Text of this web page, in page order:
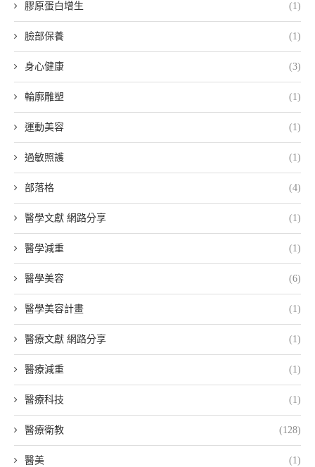
膠原蛋白增生 (1)
臉部保養 (1)
身心健康 (3)
輪廓雕塑 (1)
運動美容 (1)
過敏照護 (1)
部落格 (4)
醫學文獻 網路分享 (1)
醫學減重 (1)
醫學美容 (6)
醫學美容計畫 (1)
醫療文獻 網路分享 (1)
醫療減重 (1)
醫療科技 (1)
醫療衛教 (128)
醫美 (1)